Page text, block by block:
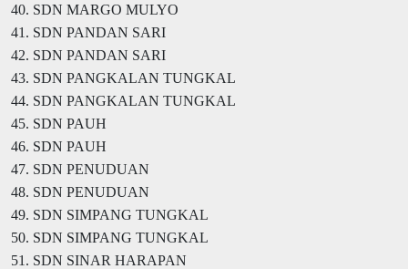
40. SDN MARGO MULYO
41. SDN PANDAN SARI
42. SDN PANDAN SARI
43. SDN PANGKALAN TUNGKAL
44. SDN PANGKALAN TUNGKAL
45. SDN PAUH
46. SDN PAUH
47. SDN PENUDUAN
48. SDN PENUDUAN
49. SDN SIMPANG TUNGKAL
50. SDN SIMPANG TUNGKAL
51. SDN SINAR HARAPAN